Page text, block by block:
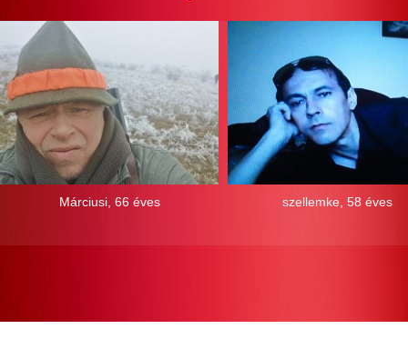
Márciusi, 66 éves szellemke, 58 éves